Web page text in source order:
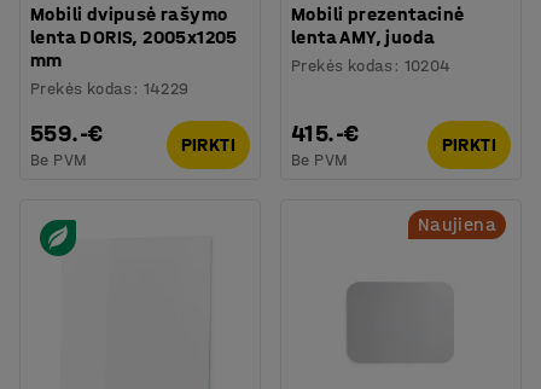
Mobili dvipusė rašymo
lenta DORIS, 2005x1205
mm
Prekės kodas : 14229
559.-€
Be PVM
PIRKTI
Mobili prezentacinė
lenta AMY, juoda
Prekės kodas : 10204
415.-€
Be PVM
PIRKTI
Naujiena